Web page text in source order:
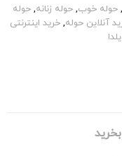
, حوله خوب, حوله زنانه, حوله
آنلاین حوله, خرید اینترنتی